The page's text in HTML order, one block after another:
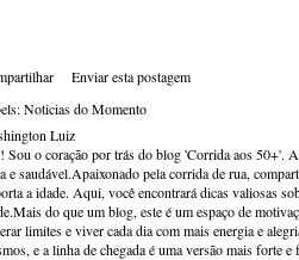
Enviar esta postagem
Noticias do Momento
Luiz
Sou o coração por trás do blog 'Corrida aos 50+'.
e saudável.Apaixonado pela corrida de rua,
a idade. Aqui, você encontrará dicas valiosas
do que um blog, este é um espaço de
limites e viver cada dia com mais energia e
e a linha de chegada é uma versão mais forte